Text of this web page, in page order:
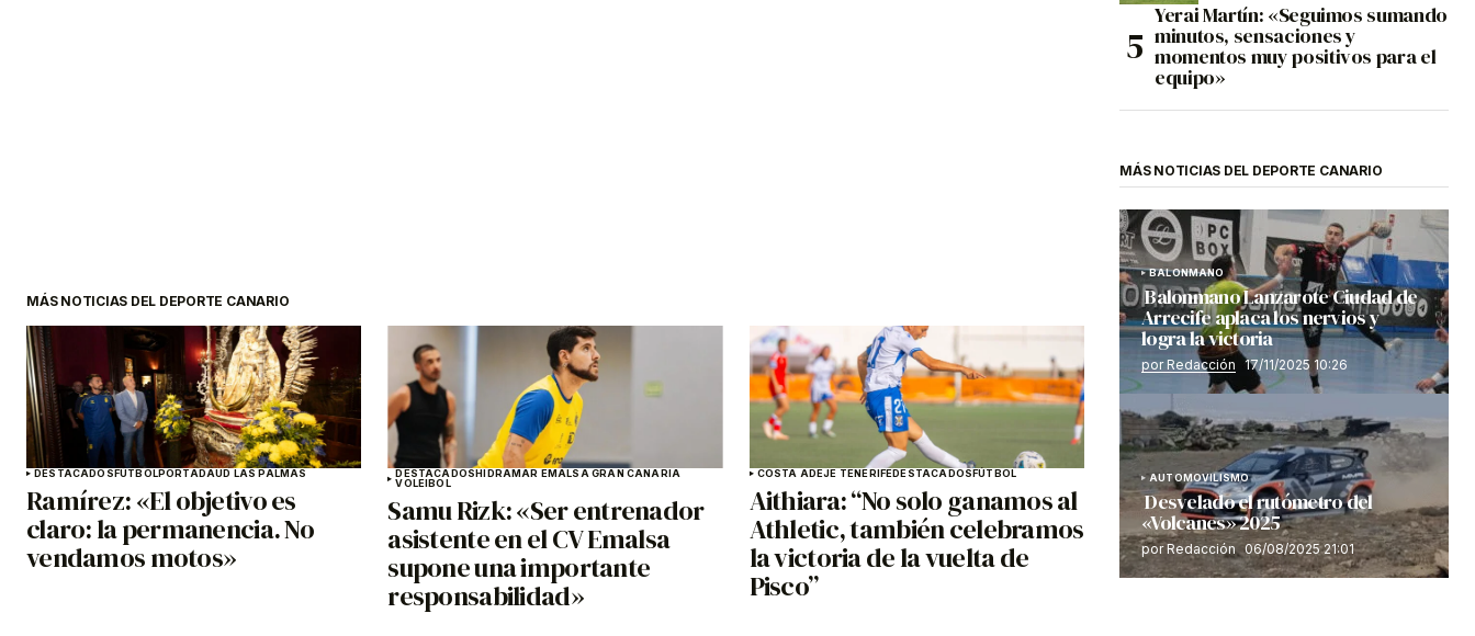
MÁS NOTICIAS DEL DEPORTE CANARIO
DESTACADOSFÚTBOLPORTADAUD LAS PALMAS
Ramírez: «El objetivo es
claro: la permanencia. No
vendamos motos»
DESTACADOSHIDRAMAR EMALSA GRAN CANARIA
VOLEIBOL
Samu Rizk: «Ser entrenador
asistente en el CV Emalsa
supone una importante
responsabilidad»
COSTA ADEJE TENERIFEDESTACADOSFÚTBOL
Aithiara: “No solo ganamos al
Athletic, también celebramos
la victoria de la vuelta de
Pisco”
Yerai Martín: «Seguimos sumando
minutos, sensaciones y
momentos muy positivos para el
equipo»
MÁS NOTICIAS DEL DEPORTE CANARIO
BALONMANO
Balonmano Lanzarote Ciudad de
Arrecife aplaca los nervios y
logra la victoria
por Redacción 17/11/2025 10:26
AUTOMOVILISMO
Desvelado el rutómetro del
«Volcanes» 2025
por Redacción 06/08/2025 21:01